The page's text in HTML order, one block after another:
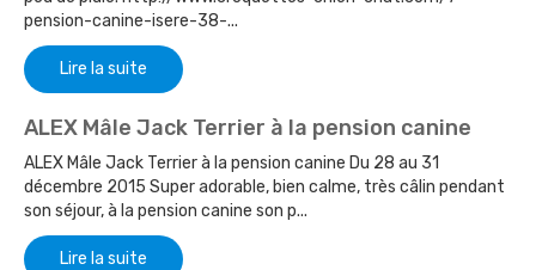
pension-canine-isere-38-...
Lire la suite
ALEX Mâle Jack Terrier à la pension canine
ALEX Mâle Jack Terrier à la pension canine Du 28 au 31
décembre 2015 Super adorable, bien calme, très câlin pendant
son séjour, à la pension canine son p...
Lire la suite